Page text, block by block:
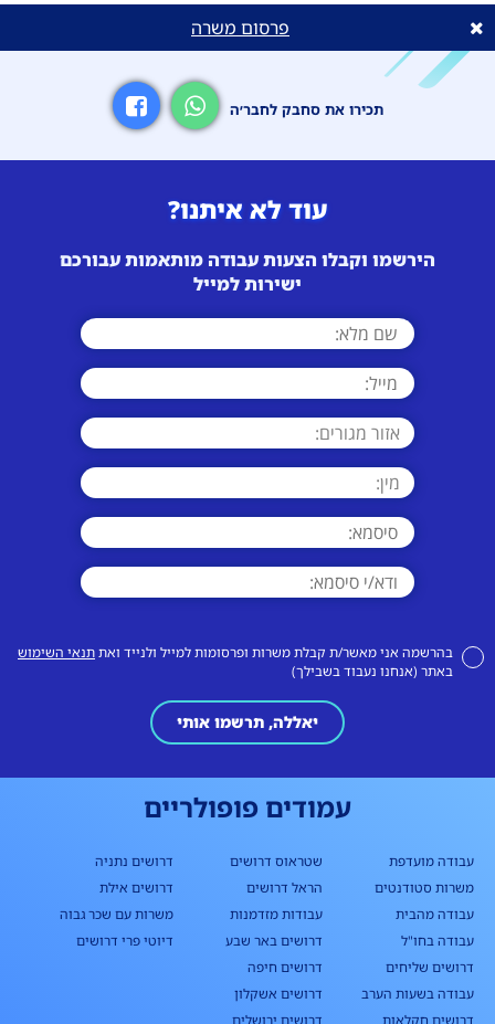
פרסום משרה
תכירו את סחבק לחבר׳ה
עוד לא איתנו?
הירשמו וקבלו הצעות עבודה מותאמות עבורכם
ישירות למייל
בהרשמה אני מאשר/ת קבלת משרות ופרסומות למייל ולנייד ואתתנאי השימוש
באתר (אנחנו נעבוד בשבילך)
יאללה, תרשמו אותי
עמודים פופולריים
עבודה מועדפת
משרות סטודנטים
עבודה מהבית
עבודה בחו"ל
דרושים שליחים
עבודה בשעות הערב
דרושים חקלאות
שטראוס דרושים
הראל דרושים
עבודות מזדמנות
דרושים באר שבע
דרושים חיפה
דרושים אשקלון
דרושים ירושלים
דרושים נתניה
דרושים אילת
משרות עם שכר גבוה
דיוטי פרי דרושים